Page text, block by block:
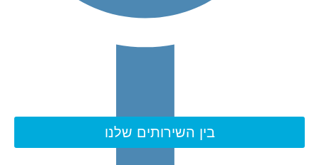
בין השירותים שלנו